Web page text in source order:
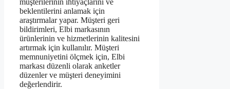
beklentilerini anlamak için
araştırmalar yapar. Müşteri geri
bildirimleri, Elbi markasının
ürünlerinin ve hizmetlerinin kalitesini
artırmak için kullanılır. Müşteri
memnuniyetini ölçmek için, Elbi
markası düzenli olarak anketler
düzenler ve müşteri deneyimini
değerlendirir.